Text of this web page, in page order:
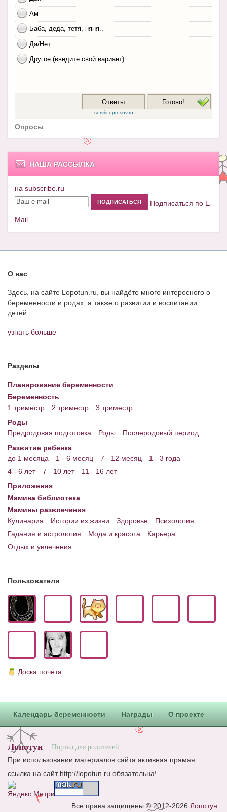
Опросы
НАША РАССЫЛКА
на subscribe.ru
Подписаться по E-
Mail
О нас
Здесь, на сайте Lopotun.ru, вы найдёте много интересного о
беременности и родах, а также о развитии и воспитании
детей.
узнать больше
Разделы
Планирование беременности
Беременность
1 триместр
2 триместр
3 триместр
Роды
Предродовая подготовка
Роды
Послеродовый период
Развитие ребенка
до 1 месяца
1 - 6 месяц 7 - 12 месяц
1 - 3 года
4 - 6 лет
7 - 10 лет
11 - 16 лет
Приложения
Мамина библиотека
Мамины развлечения
Кулинария
Истории из жизни Здоровье
Психология
Гадания и астрология
Мода и красота
Карьера
Отдых и увлечения
Пользователи
Доска почёта
Календарь беременности Награды О проекте
Лопотун Портал для родителей
При использовании материалов сайта активная прямая
ссылка на сайт http://lopotun.ru обязательна!
Все права защищены © 2012-2026 Лопотун